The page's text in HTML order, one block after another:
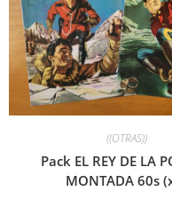
((OTRAS))
Pack EL REY DE LA
MONTADA 60s